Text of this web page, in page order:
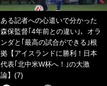
ある記者への心遣いで分かった
森保監督｢4年前との違い｣、オラ
ンダと｢最高の試合ができる｣根
拠【アイスランドに勝利！日本
代表｢北中米W杯へ！｣の大激
論】(7)